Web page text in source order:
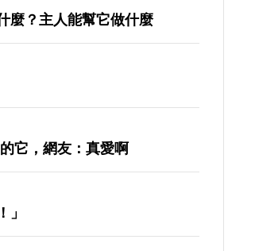
麼？主人能幫它做什麼
它，網友：真愛啊